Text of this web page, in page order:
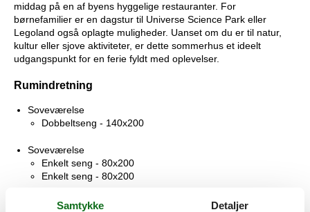
middag på en af byens hyggelige restauranter. For
børnefamilier er en dagstur til Universe Science Park eller
Legoland også oplagte muligheder. Uanset om du er til natur,
kultur eller sjove aktiviteter, er dette sommerhus et ideelt
udgangspunkt for en ferie fyldt med oplevelser.
Rumindretning
Soveværelse
Dobbeltseng - 140x200
Soveværelse
Enkelt seng - 80x200
Enkelt seng - 80x200
Soveværelse
Samtykke Detaljer